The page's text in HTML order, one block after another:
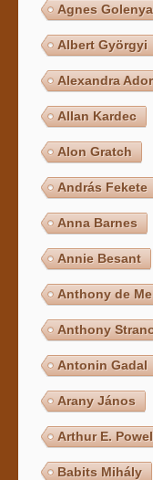
Agnes
Albert Györgyi
Alexandra
Allan Kardec
Alon Gratch
András Fekete
Anna Barnes
Annie Besant
Anthony de
Anthony
Antonin Gadal
Arany János
Arthur E.
Babits Mihály